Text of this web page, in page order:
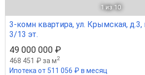
1 из 10
3-комн квартира, ул. Крымская, д.3,
3/13 эт.
49 000 000 ₽
468 451 ₽ за м2
Ипотека от 511 056 ₽ в месяц